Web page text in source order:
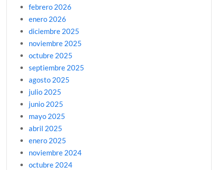
febrero 2026
enero 2026
diciembre 2025
noviembre 2025
octubre 2025
septiembre 2025
agosto 2025
julio 2025
junio 2025
mayo 2025
abril 2025
enero 2025
noviembre 2024
octubre 2024